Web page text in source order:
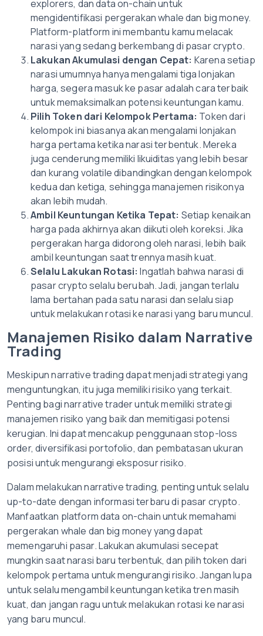
explorers, dan data on-chain untuk
mengidentifikasi pergerakan whale dan big money.
Platform-platform ini membantu kamu melacak
narasi yang sedang berkembang di pasar crypto.
Lakukan Akumulasi dengan Cepat: Karena setiap
narasi umumnya hanya mengalami tiga lonjakan
harga, segera masuk ke pasar adalah cara terbaik
untuk memaksimalkan potensi keuntungan kamu.
Pilih Token dari Kelompok Pertama: Token dari
kelompok ini biasanya akan mengalami lonjakan
harga pertama ketika narasi terbentuk. Mereka
juga cenderung memiliki likuiditas yang lebih besar
dan kurang volatile dibandingkan dengan kelompok
kedua dan ketiga, sehingga manajemen risikonya
akan lebih mudah.
Ambil Keuntungan Ketika Tepat: Setiap kenaikan
harga pada akhirnya akan diikuti oleh koreksi. Jika
pergerakan harga didorong oleh narasi, lebih baik
ambil keuntungan saat trennya masih kuat.
Selalu Lakukan Rotasi:Ingatlah bahwa narasi di
pasar crypto selalu berubah. Jadi, jangan terlalu
lama bertahan pada satu narasi dan selalu siap
untuk melakukan rotasi ke narasi yang baru muncul.
Manajemen Risiko dalam Narrative
Trading
Meskipun narrative trading dapat menjadi strategi yang
menguntungkan, itu juga memiliki risiko yang terkait.
Penting bagi narrative trader untuk memiliki strategi
manajemen risiko yang baik dan memitigasi potensi
kerugian. Ini dapat mencakup penggunaan stop-loss
order, diversifikasi portofolio, dan pembatasan ukuran
posisi untuk mengurangi eksposur risiko.
Dalam melakukan narrative trading, penting untuk selalu
up-to-date dengan informasi terbaru di pasar crypto.
Manfaatkan platform data on-chain untuk memahami
pergerakan whale dan big money yang dapat
memengaruhi pasar. Lakukan akumulasi secepat
mungkin saat narasi baru terbentuk, dan pilih token dari
kelompok pertama untuk mengurangi risiko. Jangan lupa
untuk selalu mengambil keuntungan ketika tren masih
kuat, dan jangan ragu untuk melakukan rotasi ke narasi
yang baru muncul.